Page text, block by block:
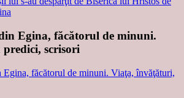
Egina, făcătorul de minuni.
scrisori